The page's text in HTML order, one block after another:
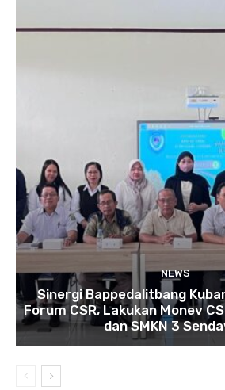
NEWS
Sinergi Bappedalitbang
Forum CSR, Lakukan Monev
dan SMKN 3